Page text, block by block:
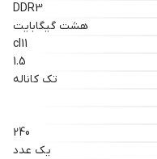
DDR3
هشت گیگابایت
cl11
1.5
تک کاناله
240
یک عدد